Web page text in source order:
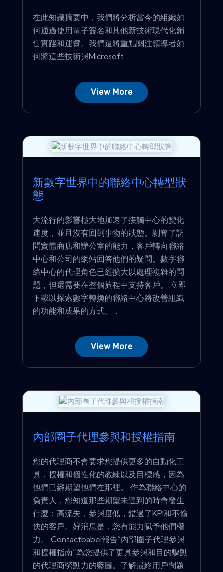
在此知識摘要中，我們將分析當今的組織如
何通過使用電子簽名和其他新技術現代化銷
售實踐和運營。我們還將重點關注領導者如
何將這些技術與Microsoft...
View More
新數字世界中的聯絡中心轉型狀
態
大流行的影響極大地加速了接觸中心的變化
速度，並且沒有回到事物的狀態。剝奪了訪
問實體商店和辦公室的能力，客戶轉向聯絡
中心和公司的網站回答他們的疑問。數字聯
絡中心的代理角色已經擴大以處理複雜的問
題，但還需要在整個旅程中支持客戶。 立即
下載以探索數字轉換的聯絡中心將改善組織
的功能和成果的方式。 ...
View More
內部圈子代理參與和授權指南
您的代理商不會要求您提供更多的自動化工
具，授權和個性化的教練以及目標感，因為
他們已經期望他們在那裡。 作為聯絡中心的
負責人，您知道那些期望未達到的時會發生
什麼：高流失，參與度低，錯過了KPI和不愉
快的客戶。好消息是，您有能力賦予他們權
力。 Contactbabel報告“內部圈子代理參與
和授權指南”為您提供了更具參與和目的驅動
的代理商勞動力的藍圖。了解最終用戶問題